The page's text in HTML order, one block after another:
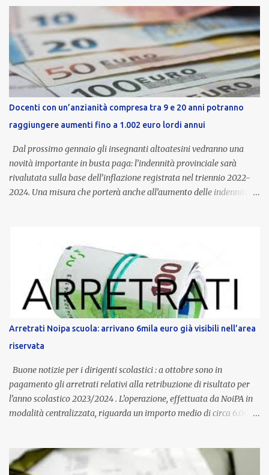
Docenti con un’anzianità compresa tra 9 e 20 anni potranno
raggiungere aumenti fino a 1.002 euro lordi annui
Dal prossimo gennaio gli insegnanti altoatesini vedranno una
novità importante in busta paga: l’indennità provinciale sarà
rivalutata sulla base dell’inflazione registrata nel triennio 2022-
2024. Una misura che porterà anche all’aumento delle indennità di
dedicato alle donne vittime di violenza di genere, in linea con la
normativa nazionale e con l’obiettivo di offrire maggiore tutela e
supporto in situazioni delicate. L’indennità provinciale per i docenti
è un unicum in Italia: si tratta di una misura esclusiva della
Provincia autonoma di Bolzano, che integra in maniera stabile lo
stipendio nazionale grazie alle prerogative garantite
dall’autonomia locale. Non è un bonus temporaneo né un
compenso accessorio, ma una voce strutturale di retribuzione,
aggiornata periodicamente in base al cost...
Arretrati Noipa scuola: arrivano 6mila euro già visibili nell’area
riservata
Buone notizie per i dirigenti scolastici : a ottobre sono in
pagamento gli arretrati relativi alla retribuzione di risultato per
l’anno scolastico 2023/2024 . L’operazione, effettuata da NoiPA in
modalità centralizzata, riguarda un importo medio di circa 6.000
ordinaria di ottobre . Cos’è la retribuzione di risultato La
retribuzione di risultato rappresenta la parte variabile dello